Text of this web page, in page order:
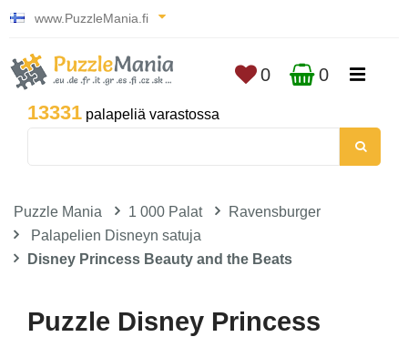
www.PuzzleMania.fi
13331 palapeliä varastossa
0 0
Puzzle Mania 1 000 Palat
Ravensburger
Palapelien Disneyn satuja
Disney Princess Beauty and the Beats
Puzzle Disney Princess